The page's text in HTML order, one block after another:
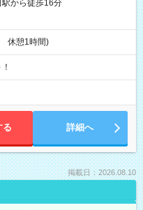
駅から徒歩16分
休憩1時間)
る 詳細へ
掲載日：2026.08.10